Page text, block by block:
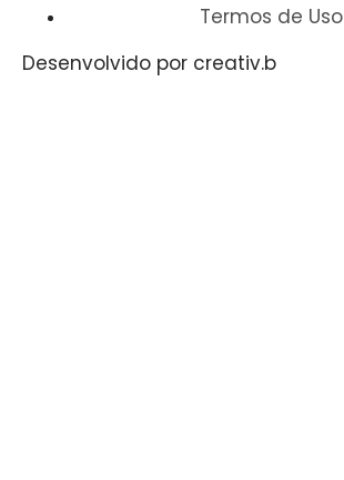
Termos de Uso
Desenvolvido por creativ.b​​